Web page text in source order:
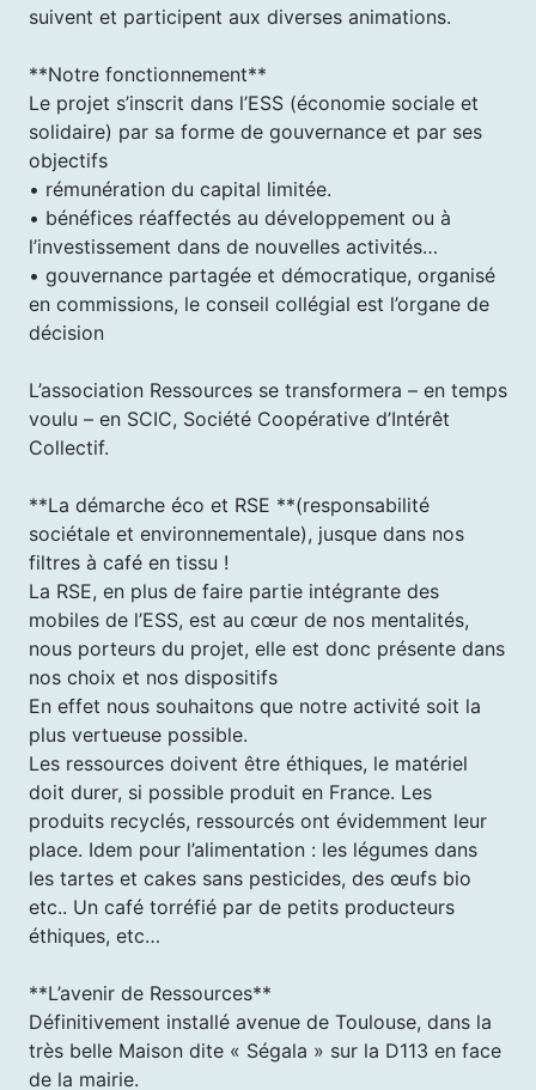
suivent et participent aux diverses animations.
**Notre fonctionnement**
Le projet s’inscrit dans l’ESS (économie sociale et
solidaire) par sa forme de gouvernance et par ses
objectifs
• rémunération du capital limitée.
• bénéfices réaffectés au développement ou à
l’investissement dans de nouvelles activités…
• gouvernance partagée et démocratique, organisé
en commissions, le conseil collégial est l’organe de
décision
L’association Ressources se transformera – en temps
voulu – en SCIC, Société Coopérative d’Intérêt
Collectif.
**La démarche éco et RSE **(responsabilité
sociétale et environnementale), jusque dans nos
filtres à café en tissu !
La RSE, en plus de faire partie intégrante des
mobiles de l’ESS, est au cœur de nos mentalités,
nous porteurs du projet, elle est donc présente dans
nos choix et nos dispositifs
En effet nous souhaitons que notre activité soit la
plus vertueuse possible.
Les ressources doivent être éthiques, le matériel
doit durer, si possible produit en France. Les
produits recyclés, ressourcés ont évidemment leur
place. Idem pour l’alimentation : les légumes dans
les tartes et cakes sans pesticides, des œufs bio
etc.. Un café torréfié par de petits producteurs
éthiques, etc…
**L’avenir de Ressources**
Définitivement installé avenue de Toulouse, dans la
très belle Maison dite « Ségala » sur la D113 en face
de la mairie.